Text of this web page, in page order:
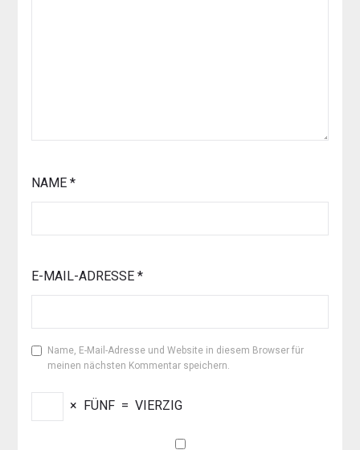
NAME *
E-MAIL-ADRESSE *
Name, E-Mail-Adresse und Website in diesem Browser für
meinen nächsten Kommentar speichern.
× FÜNF = VIERZIG